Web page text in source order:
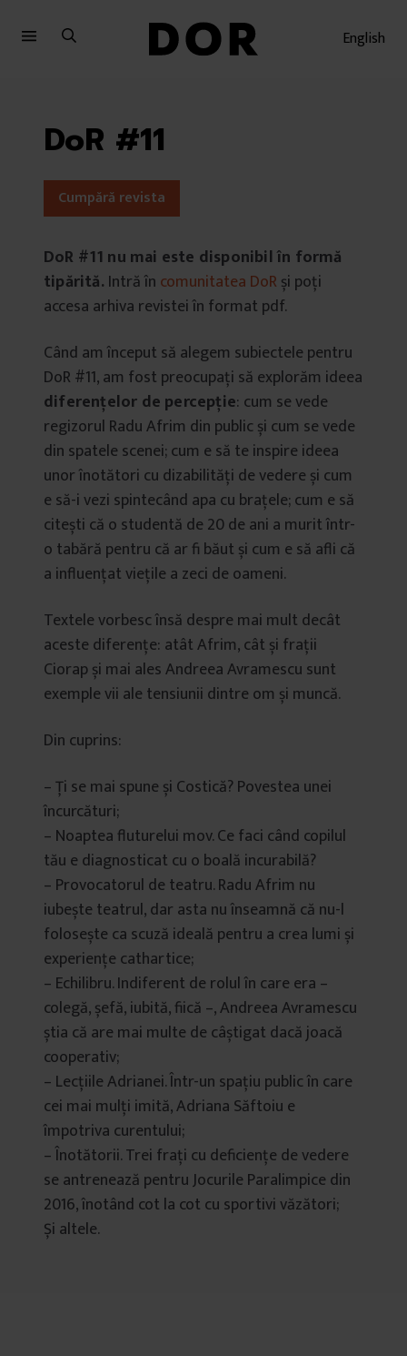
English
DoR #11
Cumpără revista
DoR #11 nu mai este disponibil în formă
tipărită. Intră în comunitatea DoR și poți
accesa arhiva revistei în format pdf.
Când am început să alegem subiectele pentru
DoR #11, am fost preocupați să explorăm ideea
diferențelor de percepție: cum se vede
regizorul Radu Afrim din public și cum se vede
din spatele scenei; cum e să te inspire ideea
unor înotători cu dizabilități de vedere și cum
e să-i vezi spintecând apa cu brațele; cum e să
citești că o studentă de 20 de ani a murit într-
o tabără pentru că ar fi băut și cum e să afli că
a influențat viețile a zeci de oameni.
Textele vorbesc însă despre mai mult decât
aceste diferențe: atât Afrim, cât și frații
Ciorap și mai ales Andreea Avramescu sunt
exemple vii ale tensiunii dintre om și muncă.
Din cuprins:
– Ți se mai spune și Costică? Povestea unei
încurcături;
– Noaptea fluturelui mov. Ce faci când copilul
tău e diagnosticat cu o boală incurabilă?
– Provocatorul de teatru. Radu Afrim nu
iubește teatrul, dar asta nu înseamnă că nu-l
folosește ca scuză ideală pentru a crea lumi și
experiențe cathartice;
– Echilibru. Indiferent de rolul în care era –
colegă, șefă, iubită, fiică –, Andreea Avramescu
știa că are mai multe de câștigat dacă joacă
cooperativ;
– Lecțiile Adrianei. Într-un spațiu public în care
cei mai mulți imită, Adriana Săftoiu e
împotriva curentului;
– Înotătorii. Trei frați cu deficiențe de vedere
se antrenează pentru Jocurile Paralimpice din
2016, înotând cot la cot cu sportivi văzători;
Și altele.